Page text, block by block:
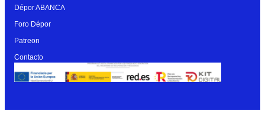
Dépor ABANCA
Foro Dépor
Patreon
Contacto